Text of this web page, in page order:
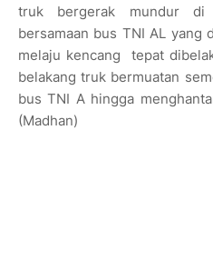
truk bergerak mundur
bersamaan bus TNI AL yang
melaju kencang tepat
belakang truk bermuatan
bus TNI A hingga
(Madhan)